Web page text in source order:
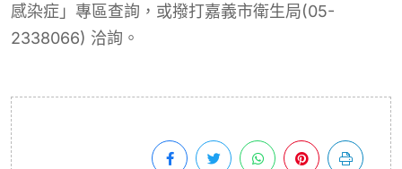
感染症」專區查詢，或撥打嘉義市衛生局(05-
2338066) 洽詢。